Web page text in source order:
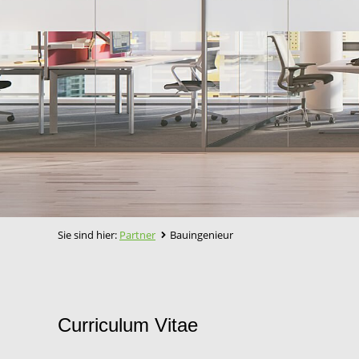
Sie sind hier: Partner Bauingenieur
Curriculum Vitae